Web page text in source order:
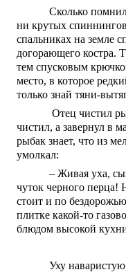
Сколько
ни крутых
спальниках на земле
догорающего костра.
тем спусковым
место, в которое
только знай тяни-
Отец чистил
чистил, а завернул в
рыбак знает, что из
умолкал:
– Живая уха,
чуток черного перца!
стоит и по
плитке какой-то
блюдом высокой
Уху